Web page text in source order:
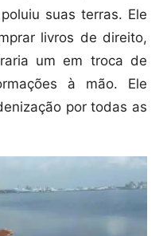
suas terras. Ele
livros de direito,
um em troca de
à mão. Ele
por todas as